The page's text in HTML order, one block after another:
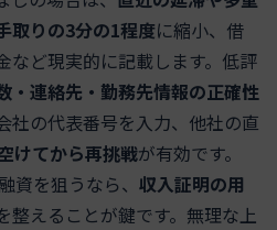
取りの3分の1程度に縮小、借
など現実的に記載します。低評
・連絡先・勤務先情報の正確性
社の代表番号を入力、他社の直
けてから再挑戦が有効です。
資を狙うなら、 収入証明の用
整えることが鍵です。無理な上